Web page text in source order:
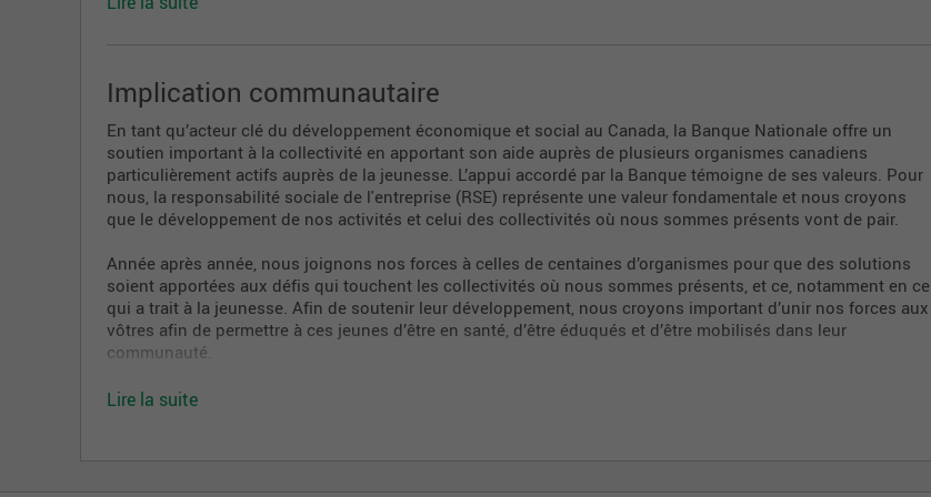
De l'accompagnement professionnel ou du mentorat
Des journées carrières internes
Des tribunes pour échanger avec nos leaders
Implication communautaire
En tant qu’acteur clé du développement économique et social au Canada, la Banque Nationale offre un
soutien important à la collectivité en apportant son aide auprès de plusieurs organismes canadiens
particulièrement actifs auprès de la jeunesse. L’appui accordé par la Banque témoigne de ses valeurs. Pour
nous, la responsabilité sociale de l'entreprise (RSE) représente une valeur fondamentale et nous croyons
que le développement de nos activités et celui des collectivités où nous sommes présents vont de pair.
Année après année, nous joignons nos forces à celles de centaines d’organismes pour que des solutions
soient apportées aux défis qui touchent les collectivités où nous sommes présents, et ce, notamment en ce
qui a trait à la jeunesse. Afin de soutenir leur développement, nous croyons important d’unir nos forces aux
vôtres afin de permettre à ces jeunes d’être en santé, d’être éduqués et d’être mobilisés dans leur
communauté.
Lire la suite